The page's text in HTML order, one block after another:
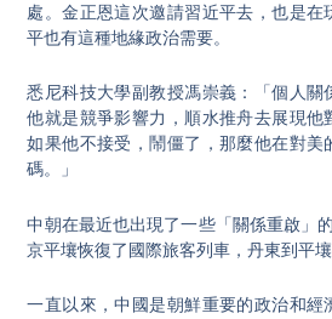
處。金正恩這次邀請習近平去，也是在
平也有這種地緣政治需要。
悉尼科技大學副教授馮崇義：「個人關
他就是競爭影響力，順水推舟去展現他
如果他不接受，鬧僵了，那麼他在對美
碼。」
中朝在最近也出現了一些「關係重啟」
京平壤恢復了國際旅客列車，丹東到平
一直以來，中國是朝鮮重要的政治和經